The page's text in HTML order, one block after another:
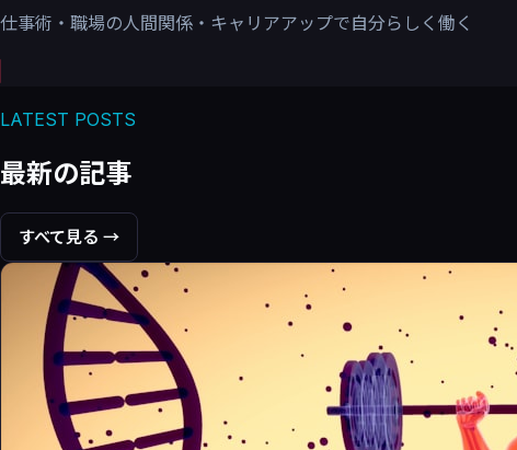
仕事術・職場の人間関係・キャリアアップで自分らしく働く
LATEST POSTS
最新の記事
すべて見る →